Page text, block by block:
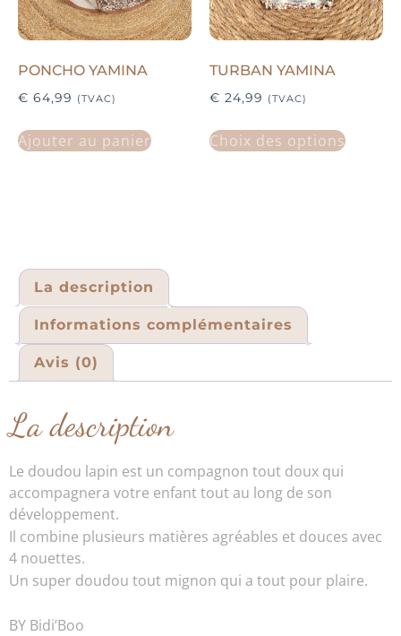
PONCHO YAMINA
€ 64,99 (TVAC)
Ajouter au panier
TURBAN YAMINA
€ 24,99 (TVAC)
Choix des options
La description
Informations complémentaires
Avis (0)
La description
Le doudou lapin est un compagnon tout doux qui
accompagnera votre enfant tout au long de son
développement.
Il combine plusieurs matières agréables et douces avec
4 nouettes.
Un super doudou tout mignon qui a tout pour plaire.
BY Bidi’Boo